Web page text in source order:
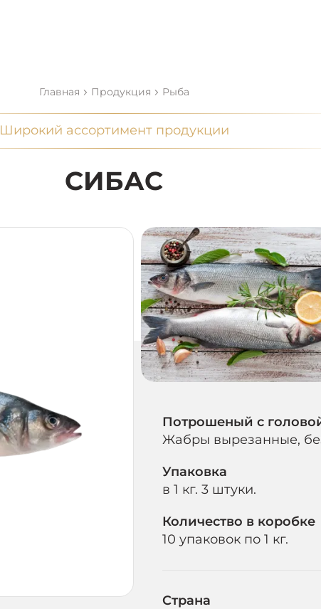
Главная Продукция Рыба
Широкий ассортимент продукции
СИБАС
Потрошеный с
Жабры вырезанные,
Упаковка
в 1 кг. 3 штуки.
Количество в коробке
10 упаковок по 1 кг.
Страна